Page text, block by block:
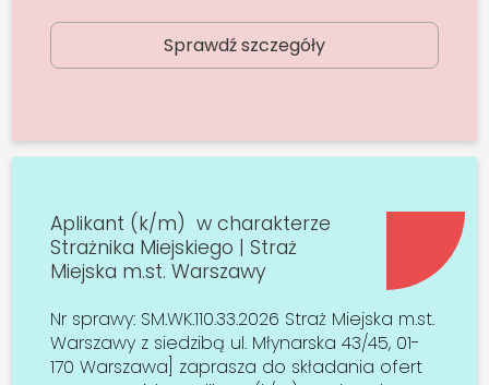
Sprawdź szczegóły
Aplikant (k/m) w charakterze
Strażnika Miejskiego | Straż
Miejska m.st. Warszawy
Nr sprawy: SM.WK.110.33.2026 Straż Miejska m.st.
Warszawy z siedzibą ul. Młynarska 43/45, 01-
170 Warszawa] zaprasza do składania ofert